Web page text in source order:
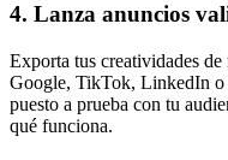
4. Lanza anuncios
Exporta tus creatividades
Google, TikTok, LinkedIn o
puesto a prueba con tu
qué funciona.